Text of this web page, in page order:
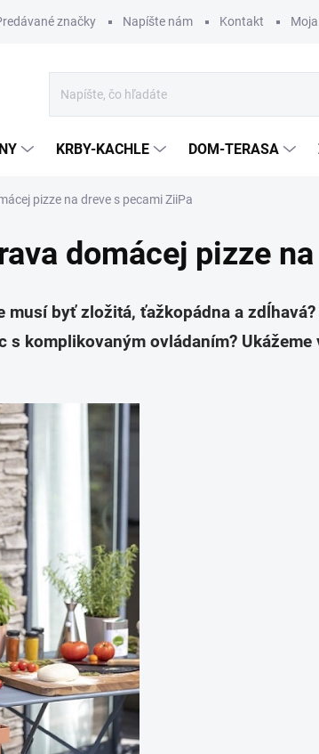
značky Napíšte nám Kontakt
KRBY-KACHLE DOM-TERASA
pizze na dreve s pecami ZiiPa
domácej pizze
musí byť zložitá, ťažkopádna a
s komplikovaným ovládaním?